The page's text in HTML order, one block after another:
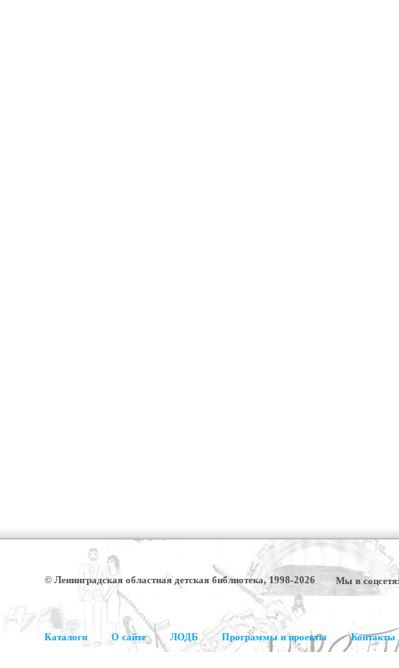
© Ленинградская областная детская библиотека, 1998-2026 Мы в
Каталоги О сайте ЛОДБ Программы и проекты Контакты